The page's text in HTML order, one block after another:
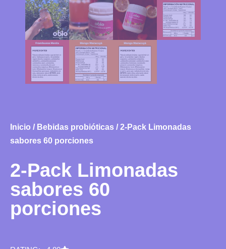
Inicio / Bebidas probióticas / 2-Pack Limonadas
sabores 60 porciones
2-Pack Limonadas
sabores 60
porciones